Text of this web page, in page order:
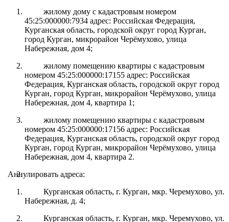
жилому дому с кадастровым номером
45:25:000000:7934 адрес: Российская Федерация,
Курганская область, городской округ город Курган,
город Курган, микрорайон Черёмухово, улица
Набережная, дом 4;
жилому помещению квартиры с кадастровым
номером 45:25:000000:17155 адрес: Российская
Федерация, Курганская область, городской округ город
Курган, город Курган, микрорайон Черёмухово, улица
Набережная, дом 4, квартира 1;
жилому помещению квартиры с кадастровым
номером 45:25:000000:17156 адрес: Российская
Федерация, Курганская область, городской округ город
Курган, город Курган, микрорайон Черёмухово, улица
Набережная, дом 4, квартира 2.
Аннулировать адреса:
Курганская область, г. Курган, мкр. Черемухово, ул.
Набережная, д. 4;
Курганская область, г. Курган, мкр. Черемухово, ул.